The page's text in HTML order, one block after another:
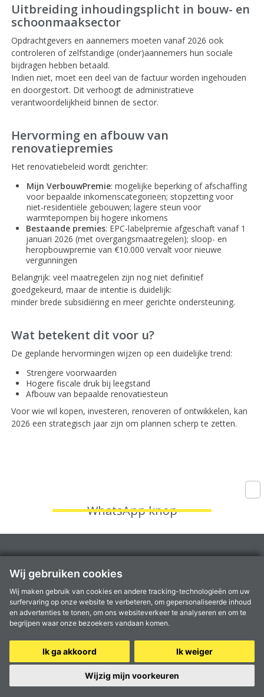
Wij gebruiken cookies
Wij maken gebruik van cookies en andere tracking-technologieën om uw
surfervaring op onze website te verbeteren, om gepersonaliseerde inhoud
en advertenties te tonen, om ons websiteverkeer te analyseren en om te
begrijpen waar onze bezoekers vandaan komen.
Ik ga akkoord Ik weiger
Wijzig mijn voorkeuren
Uitbreiding inhoudingsplicht in bouw- en
schoonmaaksector
Opdrachtgevers en aannemers moeten vanaf 2026 ook
controleren of zelfstandige (onder)aannemers hun sociale
bijdragen hebben betaald.
Indien niet, moet een deel van de factuur worden ingehouden
en doorgestort. Dit verhoogt de administratieve
verantwoordelijkheid binnen de sector.
Hervorming en afbouw van
renovatiepremies
Het renovatiebeleid wordt gerichter:
Mijn VerbouwPremie: mogelijke beperking of afschaffing
voor bepaalde inkomenscategorieën; stopzetting voor
niet-residentiële gebouwen; lagere steun voor
warmtepompen bij hogere inkomens
Bestaande premies: EPC-labelpremie afgeschaft vanaf 1
januari 2026 (met overgangsmaatregelen); sloop- en
heropbouwpremie van €10.000 vervalt voor nieuwe
vergunningen
Belangrijk: veel maatregelen zijn nog niet definitief
goedgekeurd, maar de intentie is duidelijk:
minder brede subsidiëring en meer gerichte ondersteuning.
Wat betekent dit voor u?
De geplande hervormingen wijzen op een duidelijke trend:
Strengere voorwaarden
Hogere fiscale druk bij leegstand
Afbouw van bepaalde renovatiesteun
Voor wie wil kopen, investeren, renoveren of ontwikkelen, kan
2026 een strategisch jaar zijn om plannen scherp te zetten.
WhatsApp knop
Fruithoflaan 1A, 2600 Berchem
info@coprimmo.be
03 449 49 77
© 2024 Coprimmo - Privacy Statement-Disclaimer